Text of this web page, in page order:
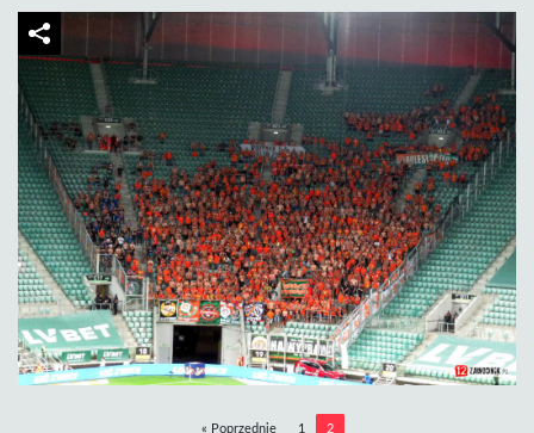
« Poprzednie 1 2